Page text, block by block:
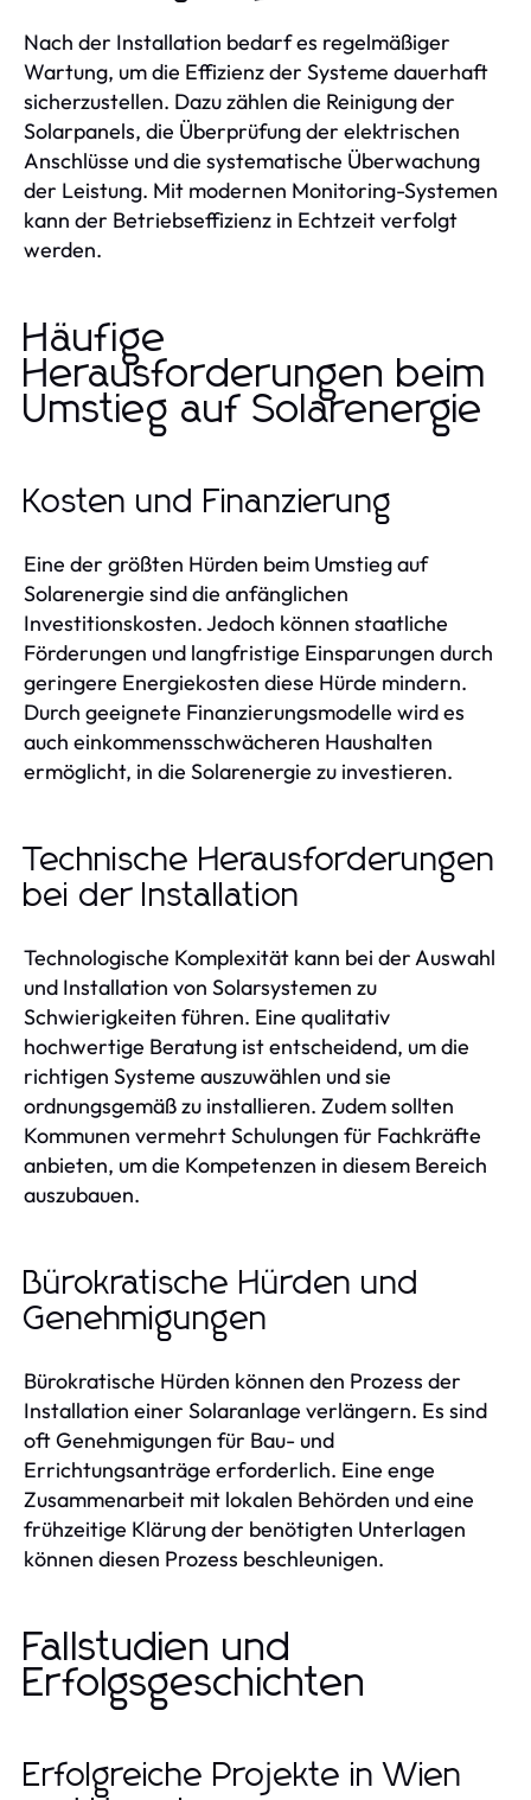
Nach der Installation bedarf es regelmäßiger
Wartung, um die Effizienz der Systeme dauerhaft
sicherzustellen. Dazu zählen die Reinigung der
Solarpanels, die Überprüfung der elektrischen
Anschlüsse und die systematische Überwachung
der Leistung. Mit modernen Monitoring-Systemen
kann der Betriebseffizienz in Echtzeit verfolgt
werden.
Häufige
Herausforderungen beim
Umstieg auf Solarenergie
Kosten und Finanzierung
Eine der größten Hürden beim Umstieg auf
Solarenergie sind die anfänglichen
Investitionskosten. Jedoch können staatliche
Förderungen und langfristige Einsparungen durch
geringere Energiekosten diese Hürde mindern.
Durch geeignete Finanzierungsmodelle wird es
auch einkommensschwächeren Haushalten
ermöglicht, in die Solarenergie zu investieren.
Technische Herausforderungen
bei der Installation
Technologische Komplexität kann bei der Auswahl
und Installation von Solarsystemen zu
Schwierigkeiten führen. Eine qualitativ
hochwertige Beratung ist entscheidend, um die
richtigen Systeme auszuwählen und sie
ordnungsgemäß zu installieren. Zudem sollten
Kommunen vermehrt Schulungen für Fachkräfte
anbieten, um die Kompetenzen in diesem Bereich
auszubauen.
Bürokratische Hürden und
Genehmigungen
Bürokratische Hürden können den Prozess der
Installation einer Solaranlage verlängern. Es sind
oft Genehmigungen für Bau- und
Errichtungsanträge erforderlich. Eine enge
Zusammenarbeit mit lokalen Behörden und eine
frühzeitige Klärung der benötigten Unterlagen
können diesen Prozess beschleunigen.
Fallstudien und
Erfolgsgeschichten
Erfolgreiche Projekte in Wien